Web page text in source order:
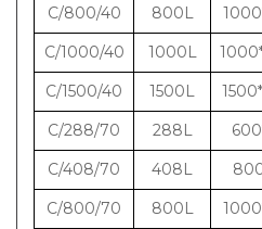
C/800/40 800L
C/1000/40
1000L
C/1500/40
1500L
C/288/70
288L
C/408/70
408L
C/800/70
800L